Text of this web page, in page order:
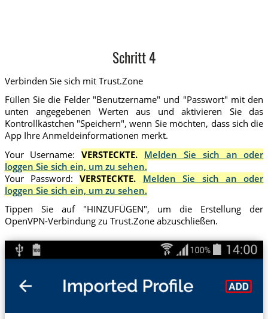
Schritt 4
Verbinden Sie sich mit Trust.Zone
Füllen Sie die Felder "Benutzername" und "Passwort" mit den
unten angegebenen Werten aus und aktivieren Sie das
Kontrollkästchen "Speichern", wenn Sie möchten, dass sich die
App Ihre Anmeldeinformationen merkt.
Your Username:VERSTECKTE. Melden Sie sich an oder
loggen Sie sich ein, um zu sehen.
Your Password:VERSTECKTE. Melden Sie sich an oder
loggen Sie sich ein, um zu sehen.
Tippen Sie auf "HINZUFÜGEN", um die Erstellung der
OpenVPN-Verbindung zu Trust.Zone abzuschließen.